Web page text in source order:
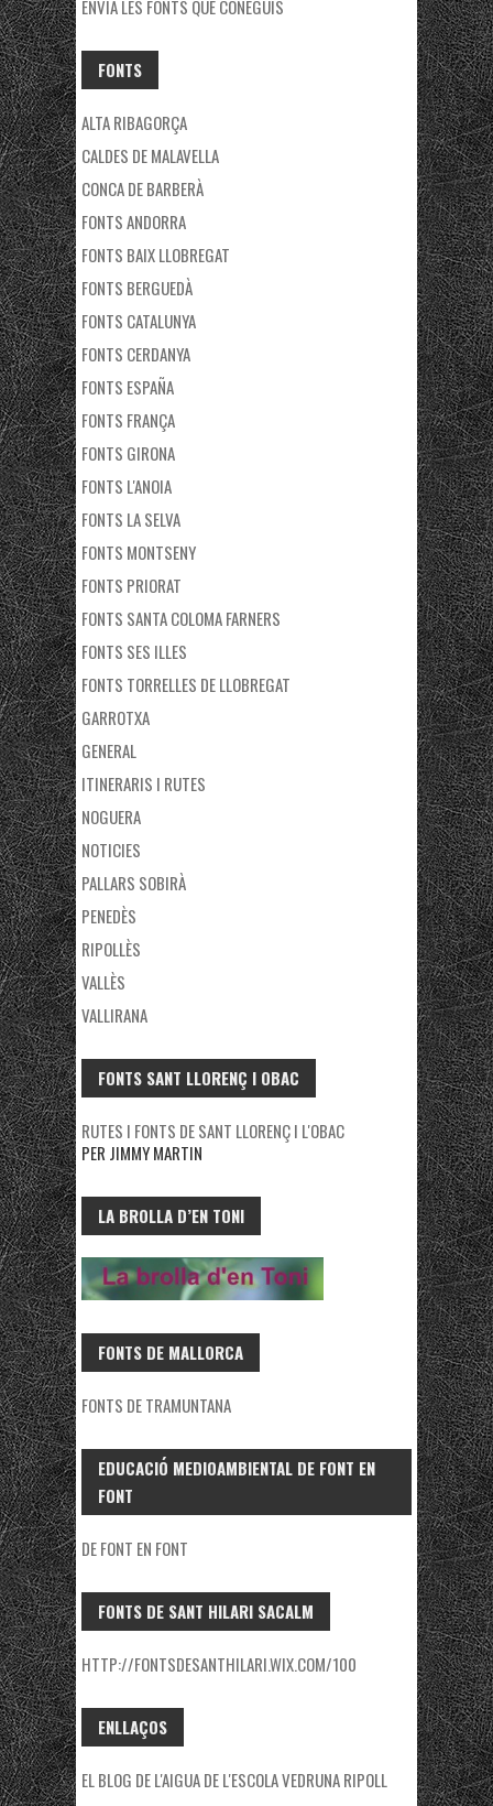
ENVIA LES FONTS QUE CONEGUIS
FONTS
ALTA RIBAGORÇA
CALDES DE MALAVELLA
CONCA DE BARBERÀ
FONTS ANDORRA
FONTS BAIX LLOBREGAT
FONTS BERGUEDÀ
FONTS CATALUNYA
FONTS CERDANYA
FONTS ESPAÑA
FONTS FRANÇA
FONTS GIRONA
FONTS L'ANOIA
FONTS LA SELVA
FONTS MONTSENY
FONTS PRIORAT
FONTS SANTA COLOMA FARNERS
FONTS SES ILLES
FONTS TORRELLES DE LLOBREGAT
GARROTXA
GENERAL
ITINERARIS I RUTES
NOGUERA
NOTICIES
PALLARS SOBIRÀ
PENEDÈS
RIPOLLÈS
VALLÈS
VALLIRANA
FONTS SANT LLORENÇ I OBAC
RUTES I FONTS DE SANT LLORENÇ I L'OBAC
PER JIMMY MARTIN
LA BROLLA D’EN TONI
FONTS DE MALLORCA
FONTS DE TRAMUNTANA
EDUCACIÓ MEDIOAMBIENTAL DE FONT EN
FONT
DE FONT EN FONT
FONTS DE SANT HILARI SACALM
HTTP://FONTSDESANTHILARI.WIX.COM/100
ENLLAÇOS
EL BLOG DE L'AIGUA DE L'ESCOLA VEDRUNA RIPOLL